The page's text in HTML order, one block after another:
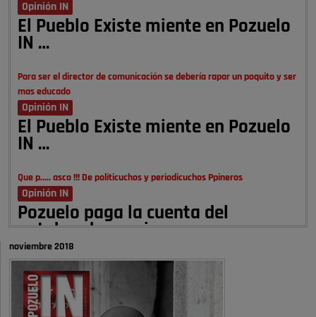
Opinión IN
El Pueblo Existe miente en Pozuelo
IN …
Para ser el director de comunicación se debería rapar un poquito y ser
mas educado
Opinión IN
El Pueblo Existe miente en Pozuelo
IN …
Que p..... asco !!! De politicuchos y periodicuchos Ppineros
Opinión IN
Pozuelo paga la cuenta del
autobombo: casi …
Señora Alcaldesa Ud no ha vivido nunca en Pozuelo , pero yo si desde
hace más de 60 años , …
Pozuelo de Alarcón
noviembre 2018